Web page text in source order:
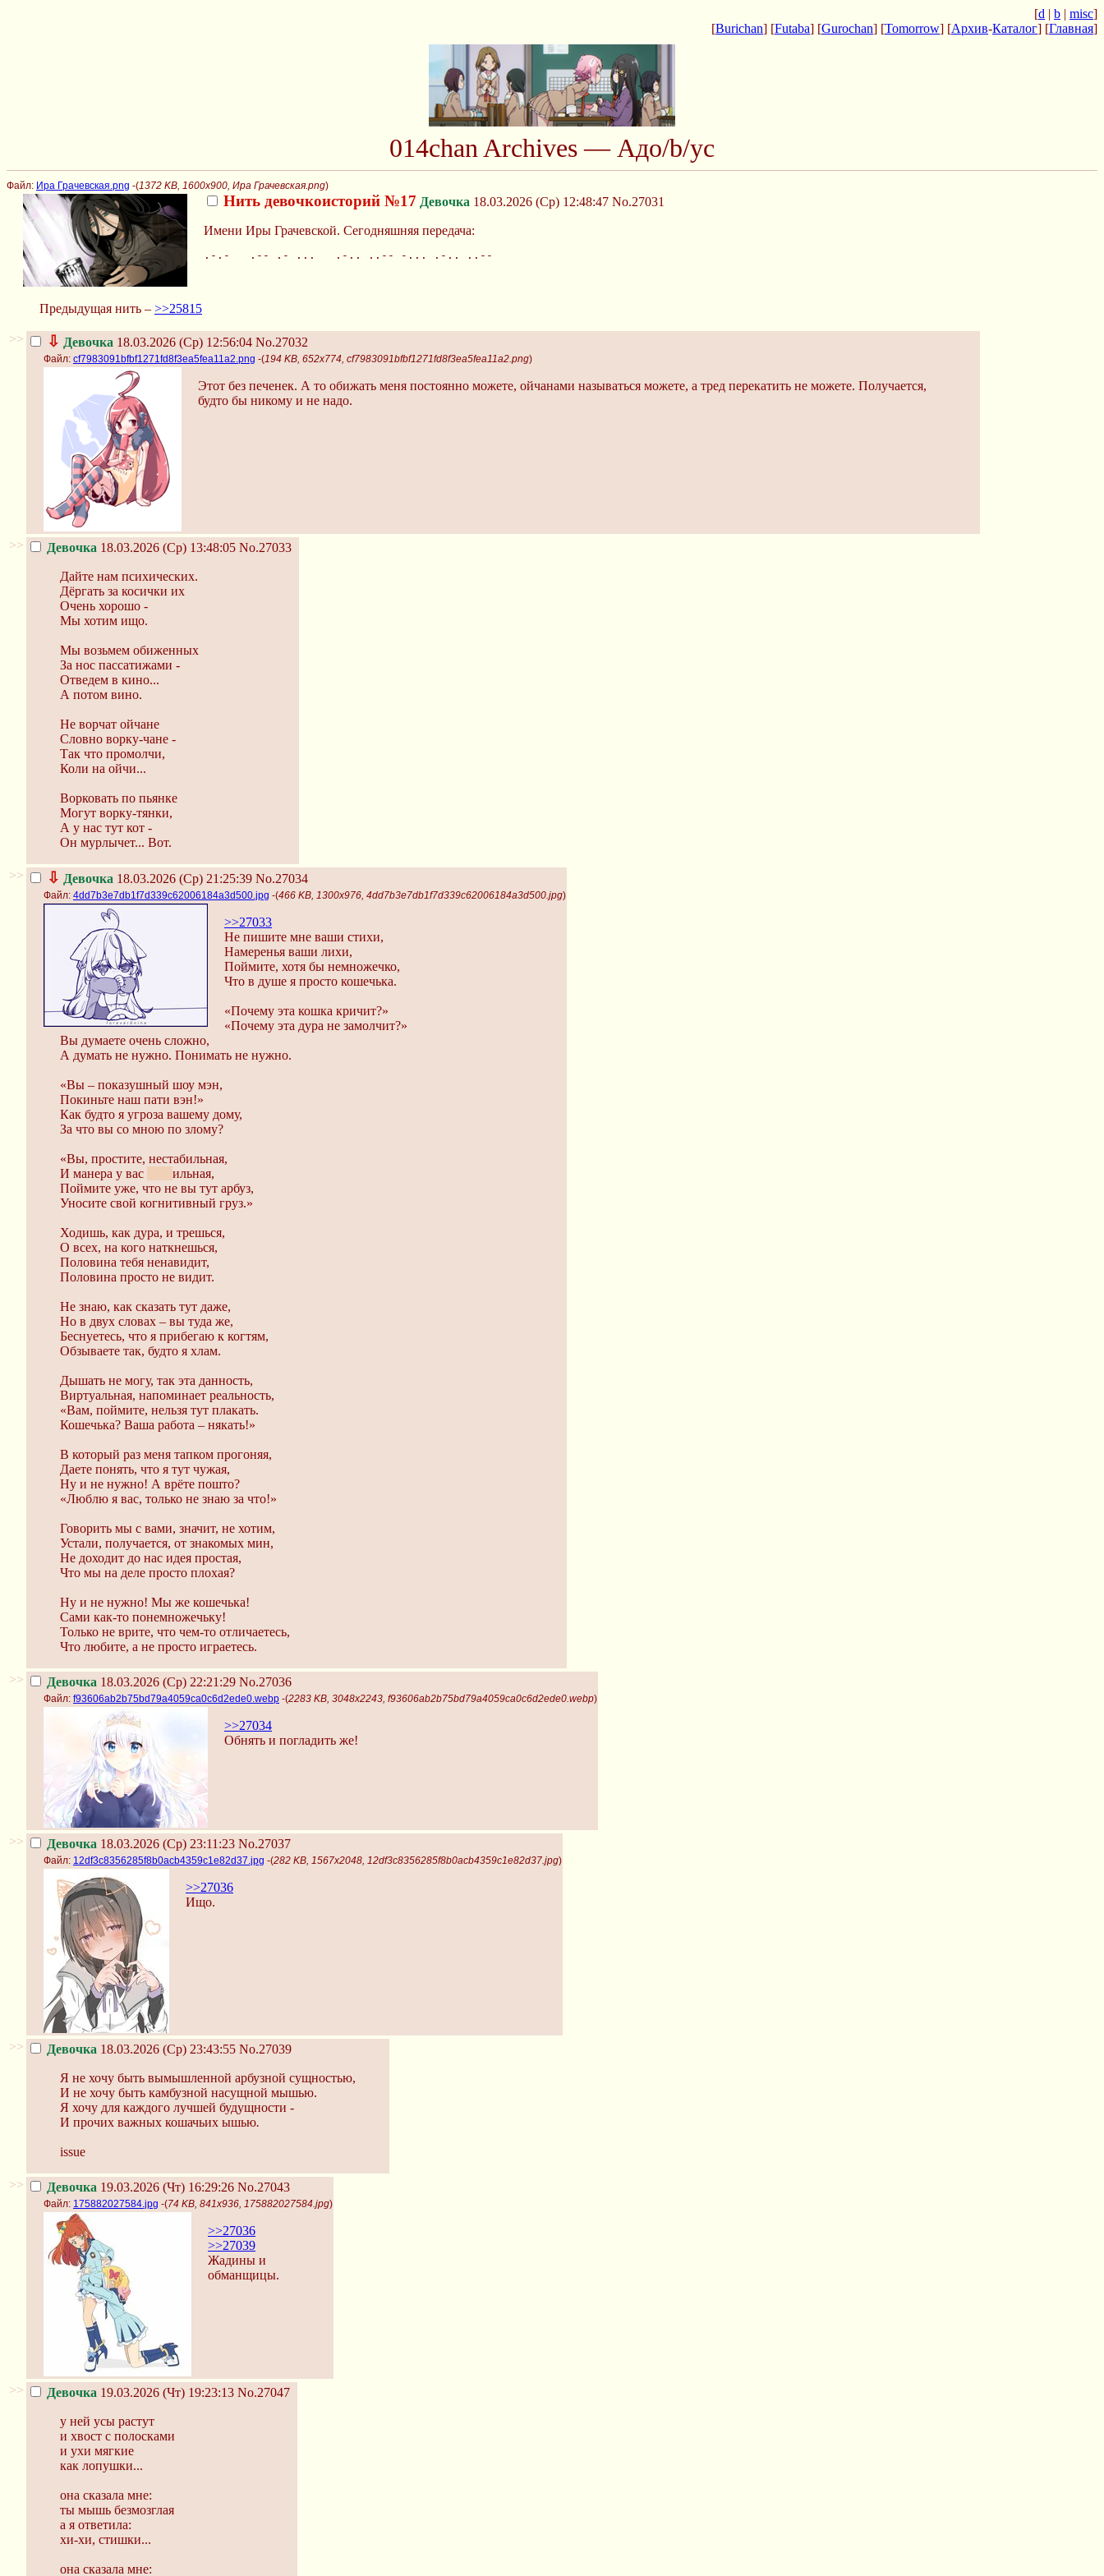
[d | b | misc]
[Burichan] [Futaba] [Gurochan] [Tomorrow] [Архив-Каталог] [Главная]
014chan Archives — Адо/b/ус
Файл: Ира Грачевская.png -(1372 KB, 1600x900, Ира Грачевская.png)
Нить девочкоисторий №17 Девочка 18.03.2026 (Ср) 12:48:47 No.27031
Имени Иры Грачевской. Сегодняшняя передача:
.-.-   .-- .- ...   .-.. ..-- -... .-.. ..--
Предыдущая нить – >>25815
>> ⇩ Девочка 18.03.2026 (Ср) 12:56:04 No.27032
Файл: cf7983091bfbf1271fd8f3ea5fea11a2.png -(194 KB, 652x774, cf7983091bfbf1271fd8f3ea5fea11a2.png)
Этот без печенек. А то обижать меня постоянно можете, ойчанами называться можете, а тред перекатить не можете. Получается,
будто бы никому и не надо.
>> Девочка 18.03.2026 (Ср) 13:48:05 No.27033
Дайте нам психических.
Дёргать за косички их
Очень хорошо -
Мы хотим ищо.
Мы возьмем обиженных
За нос пассатижами -
Отведем в кино...
А потом вино.
Не ворчат ойчане
Словно ворку-чане -
Так что промолчи,
Коли на ойчи...
Ворковать по пьянке
Могут ворку-тянки,
А у нас тут кот -
Он мурлычет... Вот.
>> ⇩ Девочка 18.03.2026 (Ср) 21:25:39 No.27034
Файл: 4dd7b3e7db1f7d339c62006184a3d500.jpg -(466 KB, 1300x976, 4dd7b3e7db1f7d339c62006184a3d500.jpg)
>>27033
Не пишите мне ваши стихи,
Намеренья ваши лихи,
Поймите, хотя бы немножечко,
Что в душе я просто кошечька.
«Почему эта кошка кричит?»
«Почему эта дура не замолчит?»
Вы думаете очень сложно,
А думать не нужно. Понимать не нужно.
«Вы – показушный шоу мэн,
Покиньте наш пати вэн!»
Как будто я угроза вашему дому,
За что вы со мною по злому?
«Вы, простите, нестабильная,
И манера у вас
ильная,
Поймите уже, что не вы тут арбуз,
Уносите свой когнитивный груз.»
Ходишь, как дура, и трешься,
О всех, на кого наткнешься,
Половина тебя ненавидит,
Половина просто не видит.
Не знаю, как сказать тут даже,
Но в двух словах – вы туда же,
Беснуетесь, что я прибегаю к когтям,
Обзываете так, будто я хлам.
Дышать не могу, так эта данность,
Виртуальная, напоминает реальность,
«Вам, поймите, нельзя тут плакать.
Кошечька? Ваша работа – някать!»
В который раз меня тапком прогоняя,
Даете понять, что я тут чужая,
Ну и не нужно! А врёте пошто?
«Люблю я вас, только не знаю за что!»
Говорить мы с вами, значит, не хотим,
Устали, получается, от знакомых мин,
Не доходит до нас идея простая,
Что мы на деле просто плохая?
Ну и не нужно! Мы же кошечька!
Сами как-то понемножечьку!
Только не врите, что чем-то отличаетесь,
Что любите, а не просто играетесь.
>> Девочка 18.03.2026 (Ср) 22:21:29 No.27036
Файл: f93606ab2b75bd79a4059ca0c6d2ede0.webp -(2283 KB, 3048x2243, f93606ab2b75bd79a4059ca0c6d2ede0.webp)
>>27034
Обнять и погладить же!
>> Девочка 18.03.2026 (Ср) 23:11:23 No.27037
Файл: 12df3c8356285f8b0acb4359c1e82d37.jpg -(282 KB, 1567x2048, 12df3c8356285f8b0acb4359c1e82d37.jpg)
>>27036
Ищо.
>> Девочка 18.03.2026 (Ср) 23:43:55 No.27039
Я не хочу быть вымышленной арбузной сущностью,
И не хочу быть камбузной насущной мышью.
Я хочу для каждого лучшей будущности -
И прочих важных кошачьих ышью.
issue
>> Девочка 19.03.2026 (Чт) 16:29:26 No.27043
Файл: 175882027584.jpg -(74 KB, 841x936, 175882027584.jpg)
>>27036
>>27039
Жадины и
обманщицы.
>> Девочка 19.03.2026 (Чт) 19:23:13 No.27047
у ней усы растут
и хвост с полосками
и ухи мягкие
как лопушки...
она сказала мне:
ты мышь безмозглая
а я ответила:
хи-хи, стишки...
она сказала мне: